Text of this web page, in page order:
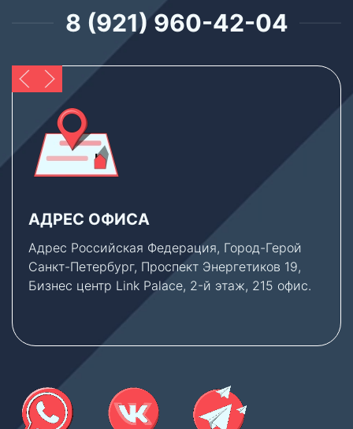
8 (921) 960-42-04
АДРЕС ОФИСА
Адрес Российская Федерация, Город-Герой
Санкт-Петербург, Проспект Энергетиков 19,
Бизнес центр Link Palace, 2-й этаж, 215 офис.